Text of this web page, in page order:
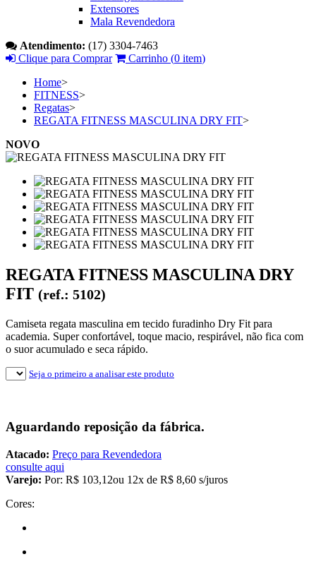
Extensores
Mala Revendedora
Atendimento: (17) 3304-7463
Clique para Comprar
Carrinho (0 item)
Home>
FITNESS>
Regatas>
REGATA FITNESS MASCULINA DRY FIT>
NOVO
REGATA FITNESS MASCULINA DRY
FIT (ref.: 5102)
Camiseta regata masculina em tecido furadinho Dry Fit para
academia. Super confortável, toque macio, respirável, não fica com
o suor acumulado e seca rápido.
Seja o primeiro a analisar este produto
Aguardando reposição da fábrica.
Atacado: Preço para Revendedora
consulte aqui
Varejo: Por: R$ 103,12ou 12x de R$ 8,60 s/juros
Cores: